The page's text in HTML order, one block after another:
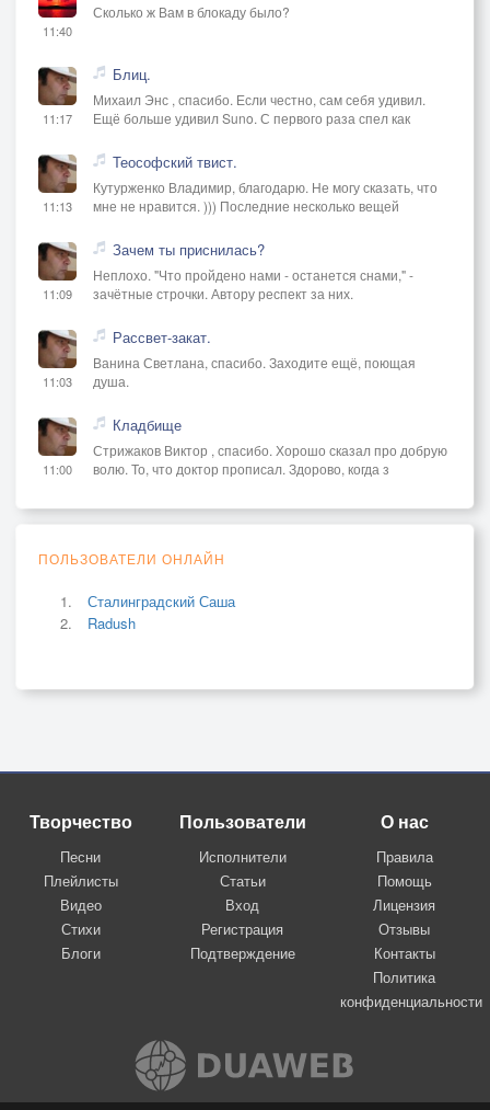
11:40
Сколько ж Вам в блокаду было?
11:17
Блиц.
Михаил Энс , спасибо. Если честно, сам себя удивил.
Ещё больше удивил Suno. С первого раза спел как
11:13
Теософский твист.
Кутурженко Владимир, благодарю. Не могу сказать, что
мне не нравится. ))) Последние несколько вещей
11:09
Зачем ты приснилась?
Неплохо. "Что пройдено нами - останется снами," -
зачётные строчки. Автору респект за них.
11:03
Рассвет-закат.
Ванина Светлана, спасибо. Заходите ещё, поющая
душа.
11:00
Кладбище
Стрижаков Виктор , спасибо. Хорошо сказал про добрую
волю. То, что доктор прописал. Здорово, когда з
ПОЛЬЗОВАТЕЛИ ОНЛАЙН
Сталинградский Саша
Radush
Творчество
Песни
Плейлисты
Видео
Стихи
Блоги
Пользователи
Исполнители
Статьи
Вход
Регистрация
Подтверждение
О нас
Правила
Помощь
Лицензия
Отзывы
Контакты
Политика
конфиденциальности